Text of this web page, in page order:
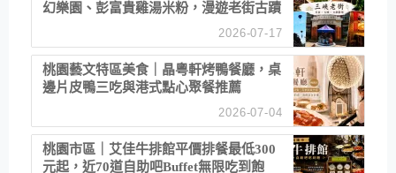
幻樂園、彭富貴雞湯米粉，漫遊老街古蹟
2026-07-17
桃園藝文特區美食｜晶粵軒烤鴨餐廳，桌
邊片皮鴨三吃與港式點心聚餐推薦
2026-07-04
桃園市區｜艾佳牛排館平價排餐最低300
元起，近70道自助吧Buffet無限吃到飽